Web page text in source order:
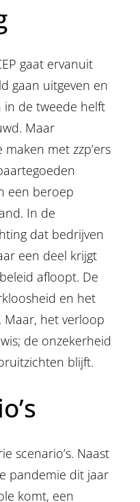
gaat ervanuit
gaan uitgeven en
in de tweede helft
Maar
met zzp’ers
een beroep
In de
dat bedrijven
een deel krijgt
afloopt. De
en het
het verloop
de onzekerheid
blijft.
scenario’s. Naast
pandemie dit jaar
komt, een